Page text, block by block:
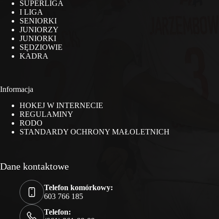
SUPERLIGA
I LIGA
SENIORKI
JUNIORZY
JUNIORKI
SĘDZIOWIE
KADRA
Informacja
HOKEJ W INTERNECIE
REGULAMINY
RODO
STANDARDY OCHRONY MAŁOLETNICH
Dane kontaktowe
Telefon komórkowy:
603 766 185
Telefon: